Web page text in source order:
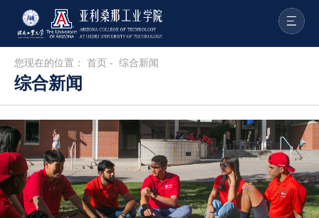
您现在的位置： 首页 - 综合新闻
综合新闻